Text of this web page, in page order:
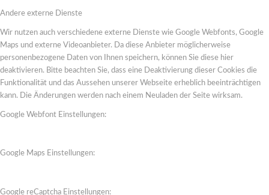
Andere externe Dienste
Wir nutzen auch verschiedene externe Dienste wie Google Webfonts, Google
Maps und externe Videoanbieter. Da diese Anbieter möglicherweise
personenbezogene Daten von Ihnen speichern, können Sie diese hier
deaktivieren. Bitte beachten Sie, dass eine Deaktivierung dieser Cookies die
Funktionalität und das Aussehen unserer Webseite erheblich beeinträchtigen
kann. Die Änderungen werden nach einem Neuladen der Seite wirksam.
Google Webfont Einstellungen:
Google Maps Einstellungen:
Google reCaptcha Einstellungen: